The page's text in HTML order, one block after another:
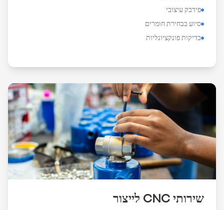
פידבק עיצובי
סיוע בבחירת חומרים
בדיקות פונקציונליות
שירותי CNC לייצור